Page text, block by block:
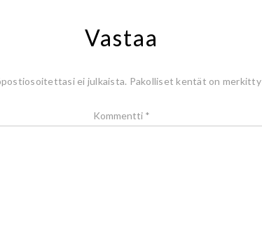
Vastaa
ei julkaista. Pakolliset kentät on merkitty
Kommentti *